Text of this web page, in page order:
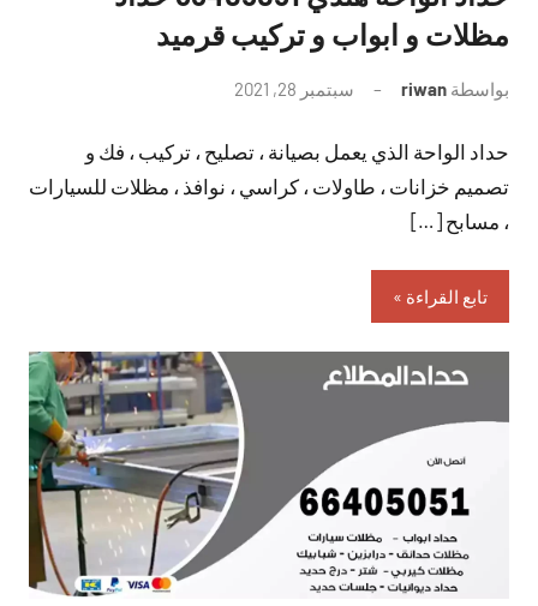
مظلات و ابواب و تركيب قرميد
بواسطة riwan سبتمبر 28, 2021
تعليقات
حداد الواحة الذي يعمل بصيانة ، تصليح ، تركيب ، فك و
تصميم خزانات ، طاولات ، كراسي ، نوافذ ، مظلات للسيارات
، مسابح […]
تابع القراءة